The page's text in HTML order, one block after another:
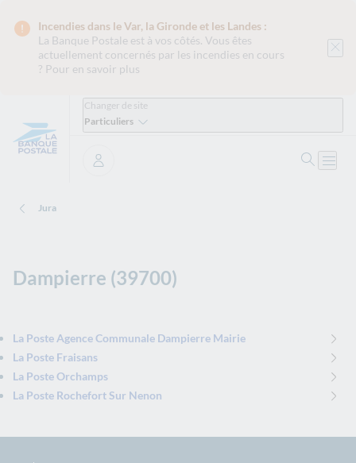
Incendies dans le Var, la Gironde et les Landes :
La Banque Postale est à vos côtés. Vous êtes
actuellement concernés par les incendies en cours
? Pour en savoir plus
Changer de site
Particuliers
Se connecter
Jura
Dampierre (39700)
La Poste Agence Communale Dampierre Mairie
La Poste Fraisans
La Poste Orchamps
La Poste Rochefort Sur Nenon